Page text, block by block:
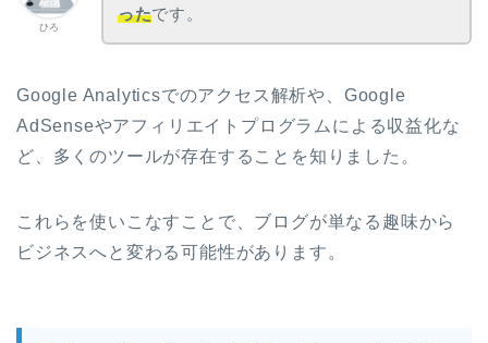
ひろ
ったです。
Google Analyticsでのアクセス解析や、Google
AdSenseやアフィリエイトプログラムによる収益化な
ど、多くのツールが存在することを知りました。
これらを使いこなすことで、ブログが単なる趣味から
ビジネスへと変わる可能性があります。